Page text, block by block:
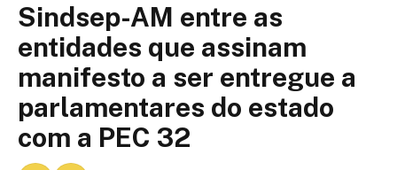
Sindsep-AM entre as
entidades que assinam
manifesto a ser entregue a
parlamentares do estado
com a PEC 32